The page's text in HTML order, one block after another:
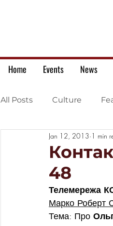
Home Events News
All Posts Culture
Ukrainian war letters
48
Jan 12, 2013 1 min
Телемережа
Марко Роберт
Тема: Про